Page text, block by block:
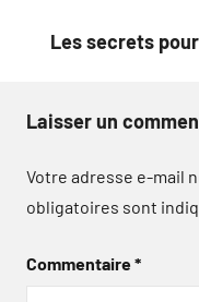
Les secrets
Laisser un
Votre adresse e-mail
obligatoires sont
Commentaire*